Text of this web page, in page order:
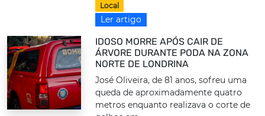
Local
Ler artigo
IDOSO MORRE APÓS CAIR DE
ÁRVORE DURANTE PODA NA ZONA
NORTE DE LONDRINA
José Oliveira, de 81 anos, sofreu uma
queda de aproximadamente quatro
metros enquanto realizava o corte de